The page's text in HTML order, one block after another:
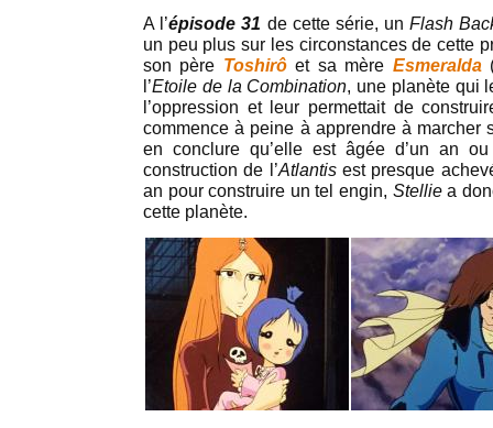
A l’épisode 31 de cette série, unFlash
un peu plus sur les circonstances de cette
son père Toshirôet sa mère Esmeralda
l’Etoile de la Combination, une planète qui
l’oppression et leur permettait de
commence à peine à apprendre à marcher
en conclure qu’elle est âgée d’un an
construction de l’Atlantisest presque
an pour construire un tel engin, Stelliea
cette planète.